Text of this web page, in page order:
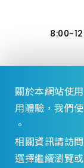
© 2023
關於本網站使
用體驗，我們
。
相關資訊請訪
選擇繼續瀏覽